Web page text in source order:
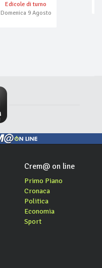
Edicole di turno
Domenica 9 Agosto
Crem@ on line
Primo Piano
Cronaca
Politica
Economia
Sport